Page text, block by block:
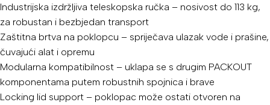
Industrijska izdržljiva teleskopska ručka – nosivost do 113 kg,
za robustan i bezbjedan transport
Zaštitna brtva na poklopcu – spriječava ulazak vode i prašine,
čuvajući alat i opremu
Modularna kompatibilnost – uklapa se s drugim PACKOUT
komponentama putem robustnih spojnica i brave
Locking lid support – poklopac može ostati otvoren na